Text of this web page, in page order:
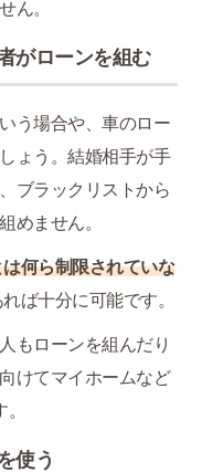
ん。
がローンを組む
う場合や、車のロー
ょう。結婚相手が手
ブラックリストから
めません。
何ら制限されていな
ば十分に可能です。
もローンを組んだり
けてマイホームなど
使う